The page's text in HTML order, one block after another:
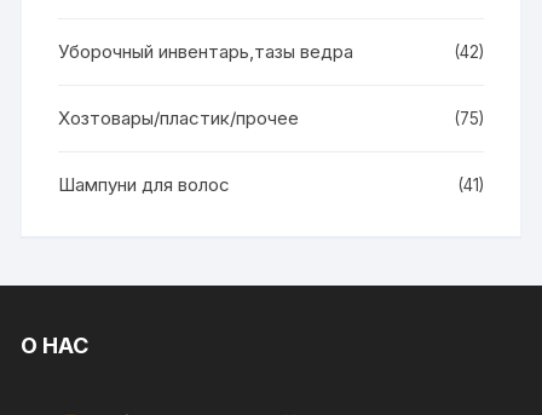
Уборочный инвентарь,тазы ведра (42)
Хозтовары/пластик/прочее (75)
Шампуни для волос (41)
О НАС